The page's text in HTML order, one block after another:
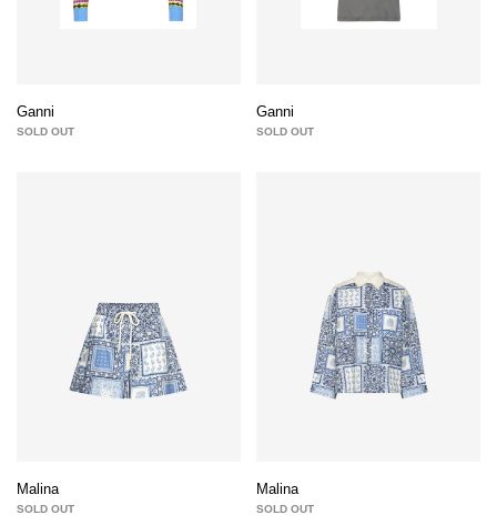
Ganni
SOLD OUT
Ganni
SOLD OUT
Malina
SOLD OUT
Malina
SOLD OUT